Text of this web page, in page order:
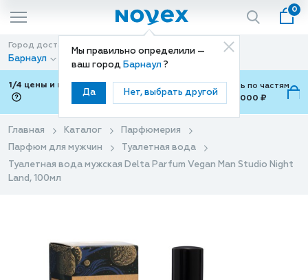
Мы правильно определили —
ваш город Барнаул ?
Да Нет, выбрать другой
0
Город доставки
Барнаул
Способ доставки
Доставка
1/4 цены и покупки ваши с Подели
Можно оплатить по частям
от 700 ₽ до 15,000 ₽
Главная Каталог
Парфюмерия
Парфюм для мужчин
Туалетная вода
Туалетная вода мужская Delta Parfum Vegan Man Studio Night
Land, 100мл